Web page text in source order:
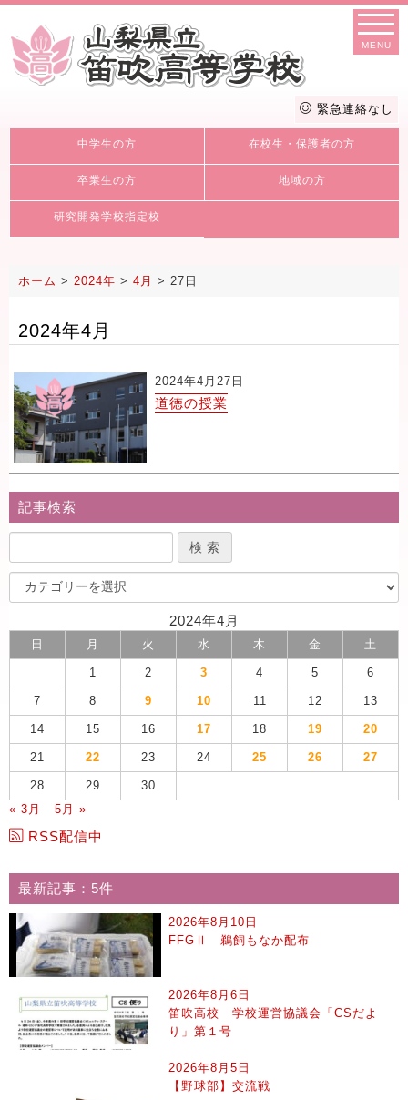
MENU
緊急連絡なし
中学生の方 在校生・保護者の方
卒業生の方 地域の方
研究開発学校指定校
ホーム > 2024年 > 4月 > 27日
2024年4月
2024年4月27日
道徳の授業
記事検索
2024年4月
日 月 火 水 木 金 土
1 2 3 4 5 6
7 8 9 10 11 12 13
14 15 16 17 18 19 20
21 22 23 24 25 26 27
28 29
30
« 3月
5月 »
RSS配信中
最新記事：5件
2026年8月10日
FFGⅡ 鵜飼もなか配布
2026年8月6日
笛吹高校 学校運営協議会「CSだよ
り」第１号
2026年8月5日
【野球部】交流戦